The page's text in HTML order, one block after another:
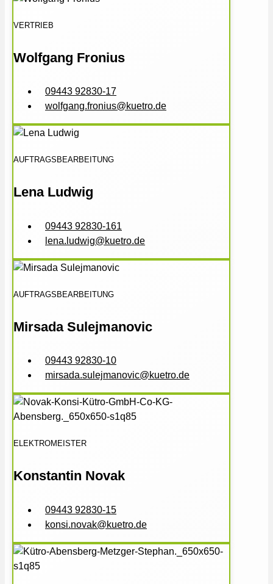
VERTRIEB
Wolfgang Fronius
09443 92830-17
wolfgang.fronius@kuetro.de
AUFTRAGSBEARBEITUNG
Lena Ludwig
09443 92830-161
lena.ludwig@kuetro.de
AUFTRAGSBEARBEITUNG
Mirsada Sulejmanovic
09443 92830-10
mirsada.sulejmanovic@kuetro.de
ELEKTROMEISTER
Konstantin Novak
09443 92830-15
konsi.novak@kuetro.de